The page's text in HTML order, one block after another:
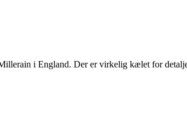
i England. Der er virkelig kælet for